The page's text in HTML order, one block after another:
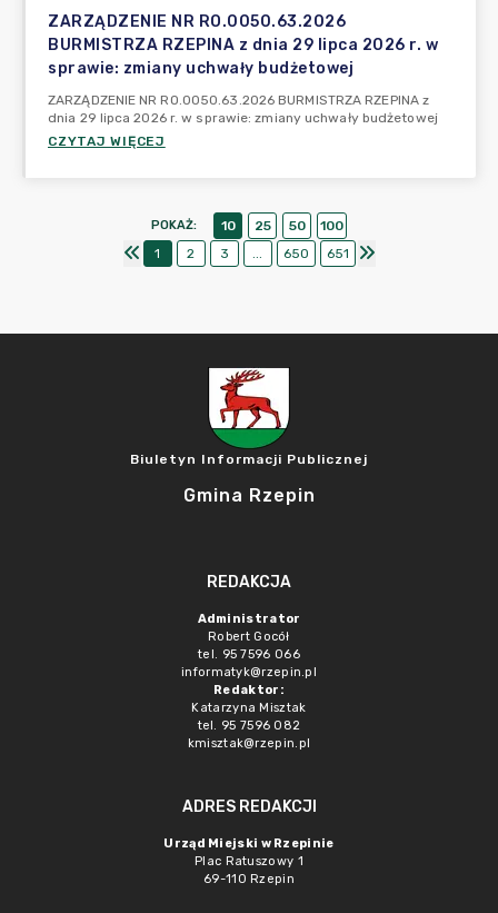
ZARZĄDZENIE NR RO.0050.63.2026
BURMISTRZA RZEPINA z dnia 29 lipca 2026 r. w
sprawie: zmiany uchwały budżetowej
ZARZĄDZENIE NR RO.0050.63.2026 BURMISTRZA RZEPINA z
dnia 29 lipca 2026 r. w sprawie: zmiany uchwały budżetowej
CZYTAJ WIĘCEJ
POKAŻ: 10 25 50
100
1
2 3 ... 650 651
Biuletyn Informacji Publicznej
Gmina Rzepin
REDAKCJA
Administrator
Robert Gocół
tel. 95 7596 066
informatyk@rzepin.pl
Redaktor:
Katarzyna Misztak
tel. 95 7596 082
kmisztak@rzepin.pl
ADRES REDAKCJI
Urząd Miejski w Rzepinie
Plac Ratuszowy 1
69-110 Rzepin